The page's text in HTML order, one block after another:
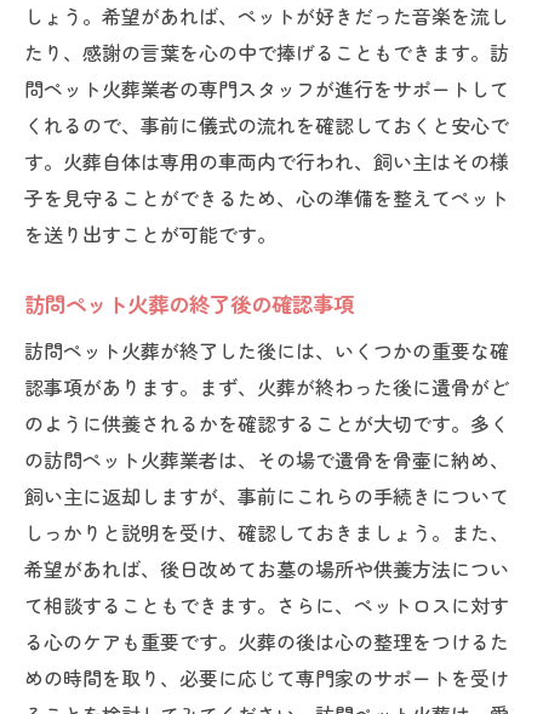
しょう。希望があれば、ペットが好きだった音楽を流し
たり、感謝の言葉を心の中で捧げることもできます。訪
問ペット火葬業者の専門スタッフが進行をサポートして
くれるので、事前に儀式の流れを確認しておくと安心で
す。火葬自体は専用の車両内で行われ、飼い主はその様
子を見守ることができるため、心の準備を整えてペット
を送り出すことが可能です。
訪問ペット火葬の終了後の確認事項
訪問ペット火葬が終了した後には、いくつかの重要な確
認事項があります。まず、火葬が終わった後に遺骨がど
のように供養されるかを確認することが大切です。多く
の訪問ペット火葬業者は、その場で遺骨を骨壷に納め、
飼い主に返却しますが、事前にこれらの手続きについて
しっかりと説明を受け、確認しておきましょう。また、
希望があれば、後日改めてお墓の場所や供養方法につい
て相談することもできます。さらに、ペットロスに対す
る心のケアも重要です。火葬の後は心の整理をつけるた
めの時間を取り、必要に応じて専門家のサポートを受け